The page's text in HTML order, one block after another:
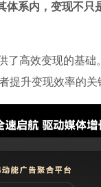
系内，变现不只
高效变现的基础
提升变现效率的关